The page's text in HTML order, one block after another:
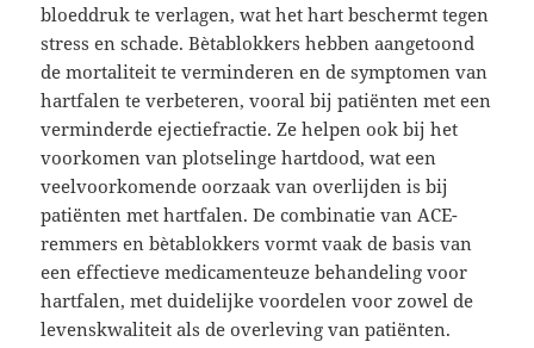
bloeddruk te verlagen, wat het hart beschermt tegen
stress en schade. Bètablokkers hebben aangetoond
de mortaliteit te verminderen en de symptomen van
hartfalen te verbeteren, vooral bij patiënten met een
verminderde ejectiefractie. Ze helpen ook bij het
voorkomen van plotselinge hartdood, wat een
veelvoorkomende oorzaak van overlijden is bij
patiënten met hartfalen. De combinatie van ACE-
remmers en bètablokkers vormt vaak de basis van
een effectieve medicamenteuze behandeling voor
hartfalen, met duidelijke voordelen voor zowel de
levenskwaliteit als de overleving van patiënten.